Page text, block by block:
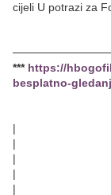
cijeli U potrazi za
*** https://
besplatno-
|
|
|
|
|